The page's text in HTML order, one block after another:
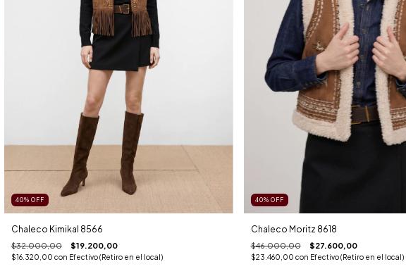
40% OFF
Chaleco Kimikal 8566
$32.000,00 $19.200,00
$16.320,00 con Efectivo (Retiro en el local)
40% OFF
Chaleco Moritz 8618
$46.000,00 $27.600,00
$23.460,00 con Efectivo (Retiro en el local)